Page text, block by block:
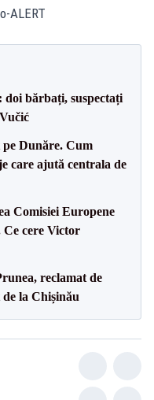
ALERT
bărbați, suspectați
Dunăre. Cum
care ajută centrala de
Comisiei Europene
Ce cere Victor
reclamat de
la Chișinău